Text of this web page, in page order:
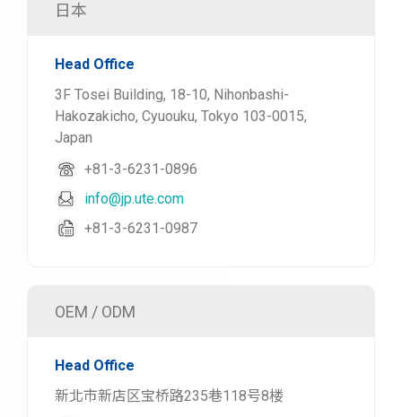
日本
Head Office
3F Tosei Building, 18-10, Nihonbashi-
Hakozakicho, Cyuouku, Tokyo 103-0015,
Japan
+81-3-6231-0896
info@jp.ute.com
+81-3-6231-0987
OEM / ODM
Head Office
新北市新店区宝桥路235巷118号8楼